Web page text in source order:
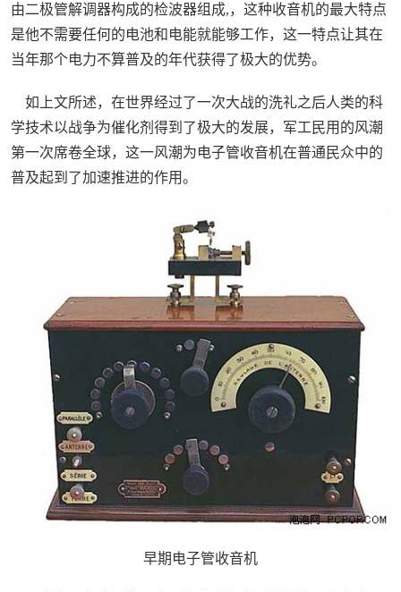
由二极管解调器构成的检波器组成,，这种收音机的最大特点
是他不需要任何的电池和电能就能够工作，这一特点让其在
当年那个电力不算普及的年代获得了极大的优势。
如上文所述，在世界经过了一次大战的洗礼之后人类的科
学技术以战争为催化剂得到了极大的发展，军工民用的风潮
第一次席卷全球，这一风潮为电子管收音机在普通民众中的
普及起到了加速推进的作用。
早期电子管收音机